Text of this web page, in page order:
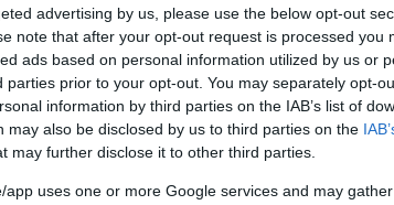
advertising by us, please use the below opt-out
note that after your opt-out request is processed you
ads based on personal information utilized by us or
parties prior to your opt-out. You may separately opt-
information by third parties on the IAB’s list of
may also be disclosed by us to third parties on the
may further disclose it to other third parties.
app uses one or more Google services and may
lång och väger 16 gram. Det är det